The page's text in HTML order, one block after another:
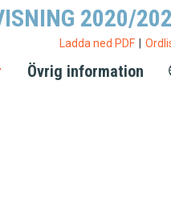
2020/
Ladda ned PDF
Övrig information